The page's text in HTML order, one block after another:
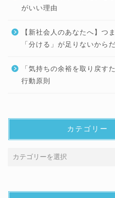
がいい理由
【新社会人のあなたへ】つ
「分ける」が足りないからだ
「気持ちの余裕を取り戻す
行動原則
カテゴリー